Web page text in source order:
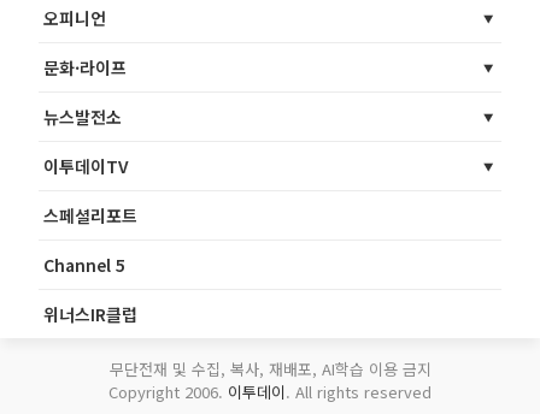
오피니언
문화·라이프
뉴스발전소
이투데이TV
스페셜리포트
Channel 5
위너스IR클럽
무단전재 및 수집, 복사, 재배포, AI학습 이용 금지
Copyright 2006. 이투데이. All rights reserved